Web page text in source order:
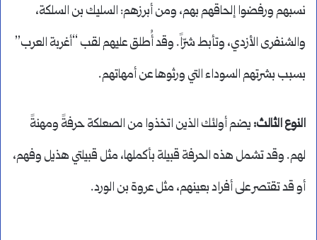
نسبهم ورفضوا إلحاقهم بهم، ومن أبرزهم: السليك بن السلكة،
والشنفرى الأزدي، وتأبط شرّاً. وقد أُطلق عليهم لقب “أغربة العرب”
بسبب بشرتهم السوداء التي ورثوها عن أمهاتهم.
النوع الثالث:يضم أولئك الذين اتخذوا من الصعلكة حرفةً ومهنةً
لهم. وقد تشمل هذه الحرفة قبيلة بأكملها، مثل قبيلتي هذيل وفهم،
أو قد تقتصر على أفراد بعينهم، مثل عروة بن الورد.